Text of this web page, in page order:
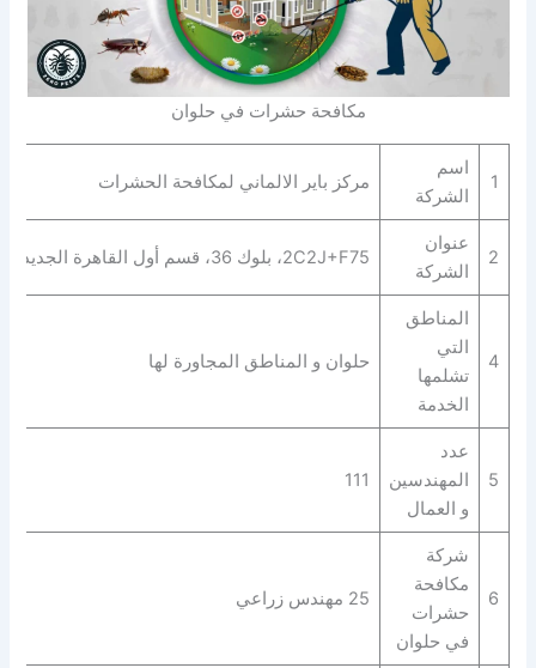
مكافحة حشرات في حلوان
1
اسم
الشركة
مركز باير الالماني لمكافحة الحشرات
2
عنوان
الشركة
2C2J+F75، بلوك 36، قسم أول القاهرة الجديدة، محافظة القاهرة‬ 4722521
4
المناطق
التي
تشلمها
الخدمة
حلوان و المناطق المجاورة لها
5
عدد
المهندسين
و العمال
111
6
شركة
مكافحة
حشرات
في حلوان
25 مهندس زراعي